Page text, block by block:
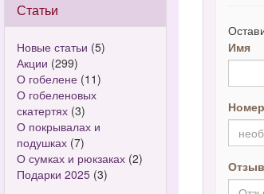
Статьи
Новые статьи (5)
Акции (299)
О гобелене (11)
О гобеленовых
скатертях (3)
О покрывалах и
подушках (7)
О сумках и рюкзаках (2)
Подарки 2025 (3)
Имя